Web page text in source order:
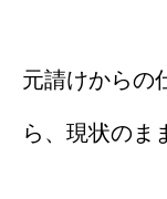
元請けからの
ら、現状のま